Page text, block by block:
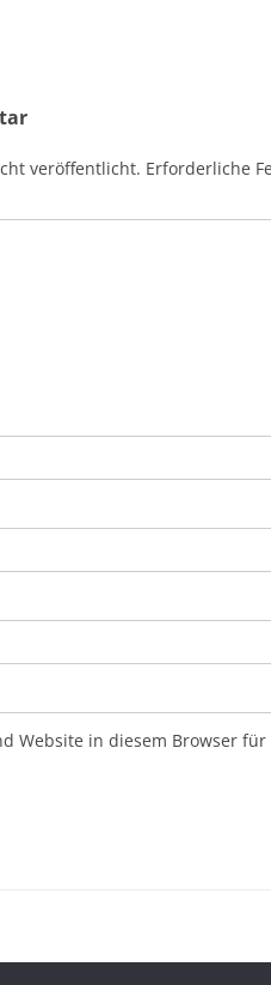
veröffentlicht. Erforderliche
Website in diesem Browser